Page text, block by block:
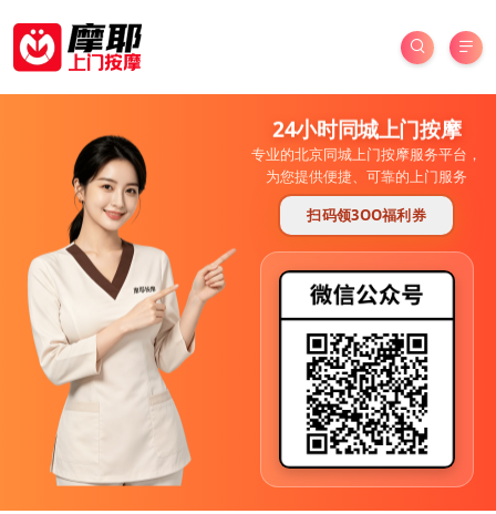
24小时同城上门按摩
专业的北京同城上门按摩服务平台，
为您提供便捷、可靠的上门服务
扫码领3OO福利券